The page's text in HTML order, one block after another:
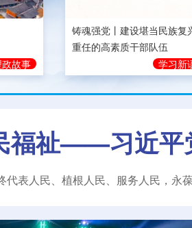
故事
铸魂强党丨建设堪当民族复
重任的高素质干部队伍
学习新
福祉——习近平
表人民、植根人民、服务人民，永